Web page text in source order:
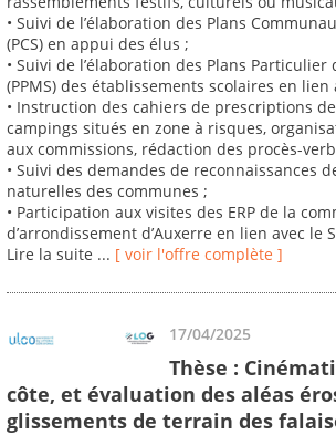
• Suivi de l’élaboration des Plans
(PCS) en appui des élus ;
• Suivi de l’élaboration des Plans Particulier
(PPMS) des établissements scolaires en lien
• Instruction des cahiers de prescriptions de
campings situés en zone à risques,
aux commissions, rédaction des procès-
• Suivi des demandes de reconnaissances
naturelles des communes ;
• Participation aux visites des ERP de la
d’arrondissement d’Auxerre en lien avec le
Lire la suite ... [ voir l'offre complète ]
17/04/2025
Thèse :
côte, et évaluation des aléas
glissements de terrain des